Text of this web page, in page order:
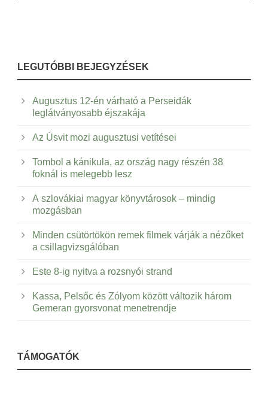
LEGUTÓBBI BEJEGYZÉSEK
Augusztus 12-én várható a Perseidák
leglátványosabb éjszakája
Az Úsvit mozi augusztusi vetítései
Tombol a kánikula, az ország nagy részén 38
foknál is melegebb lesz
A szlovákiai magyar könyvtárosok – mindig
mozgásban
Minden csütörtökön remek filmek várják a nézőket
a csillagvizsgálóban
Este 8-ig nyitva a rozsnyói strand
Kassa, Pelsőc és Zólyom között változik három
Gemeran gyorsvonat menetrendje
TÁMOGATÓK